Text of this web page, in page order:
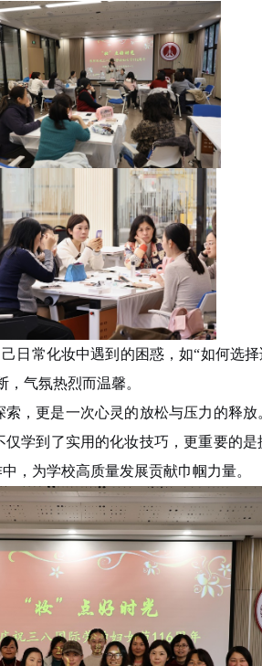
日常化妆中遇到的困惑，如“如何选
气氛热烈而温馨。
，更是一次心灵的放松与压力的释放
学到了实用的化妆技巧，更重要的
，为学校高质量发展贡献巾帼力量。